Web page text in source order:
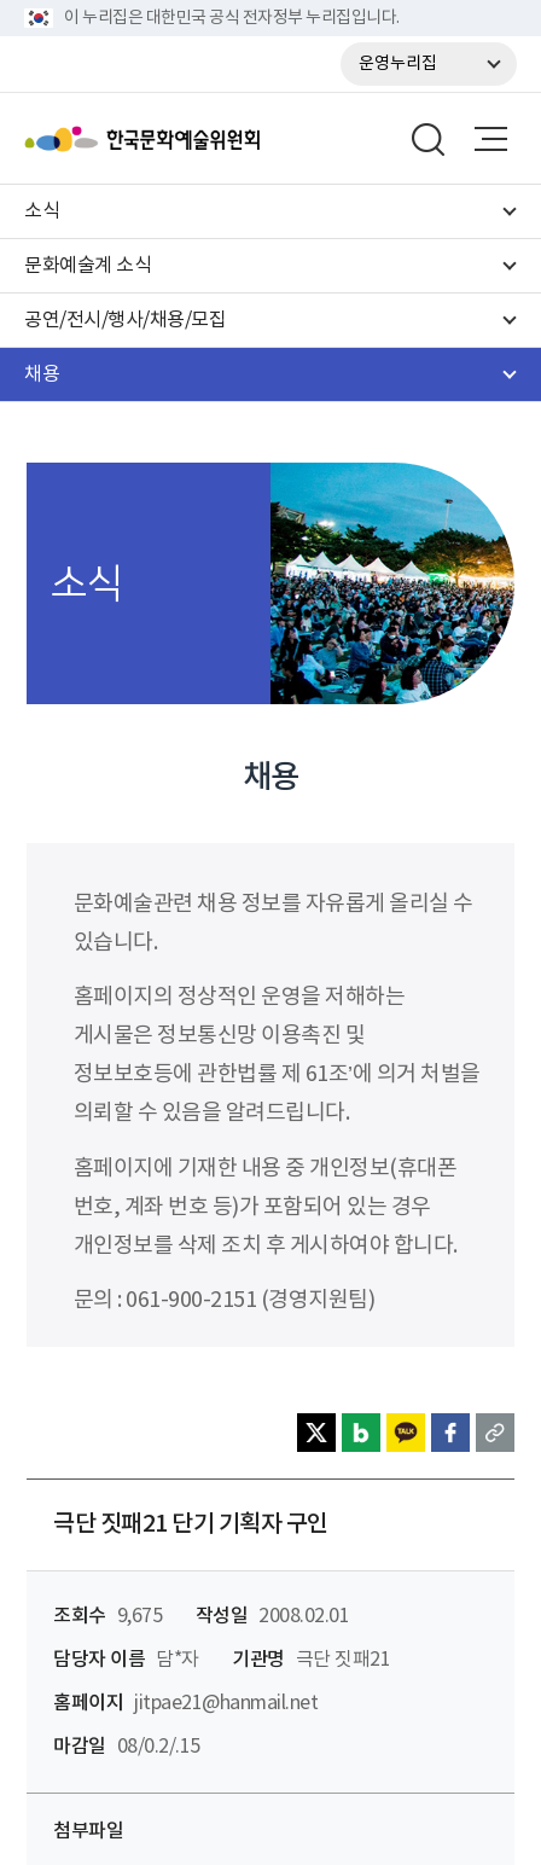
이 누리집은 대한민국 공식 전자정부 누리집입니다.
운영누리집
소식
문화예술계 소식
공연/전시/행사/채용/모집
채용
소식
채용
문화예술관련 채용 정보를 자유롭게 올리실 수
있습니다.
홈페이지의 정상적인 운영을 저해하는
게시물은 정보통신망 이용촉진 및
정보보호등에 관한법률 제 61조’에 의거 처벌을
의뢰할 수 있음을 알려드립니다.
홈페이지에 기재한 내용 중 개인정보(휴대폰
번호, 계좌 번호 등)가 포함되어 있는 경우
개인정보를 삭제 조치 후 게시하여야 합니다.
문의 : 061-900-2151 (경영지원팀)
극단 짓패21 단기 기획자 구인
조회수 9,675 작성일
2008.02.01
담당자 이름 담*자 기관명
극단 짓패21
홈페이지
jitpae21@hanmail.net
마감일
08/0.2/.15
첨부파일